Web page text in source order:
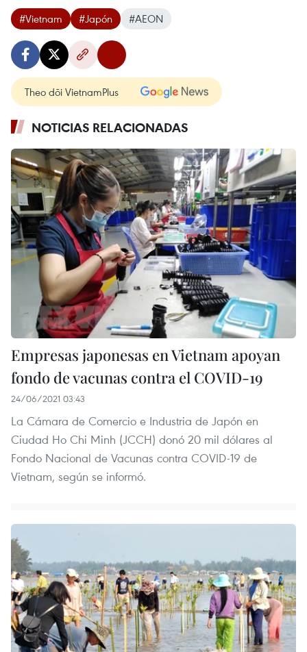
#Vietnam #Japón #AEON
Theo dõi VietnamPlus
NOTICIAS RELACIONADAS
Empresas japonesas en Vietnam apoyan
fondo de vacunas contra el COVID-19
24/06/2021 03:43
La Cámara de Comercio e Industria de Japón en
Ciudad Ho Chi Minh (JCCH) donó 20 mil dólares al
Fondo Nacional de Vacunas contra COVID-19 de
Vietnam, según se informó.